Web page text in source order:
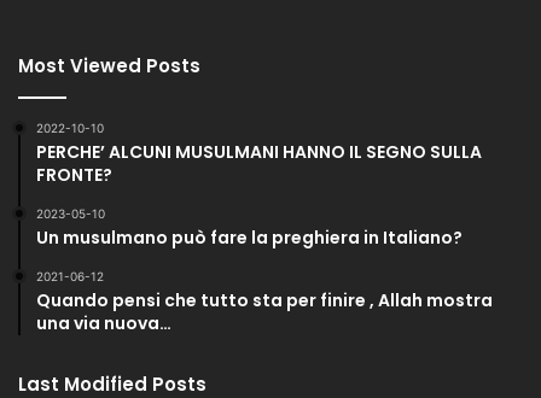
Most Viewed Posts
2022-10-10
PERCHE’ ALCUNI MUSULMANI HANNO IL SEGNO SULLA
FRONTE?
2023-05-10
Un musulmano può fare la preghiera in Italiano?
2021-06-12
Quando pensi che tutto sta per finire , Allah mostra
una via nuova…
Last Modified Posts